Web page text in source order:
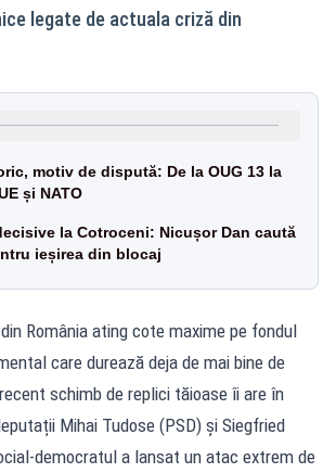
legate de actuala criză din
motiv de dispută: De la OUG 13 la
și NATO
la Cotroceni: Nicușor Dan caută
ieșirea din blocaj
România ating cote maxime pe fondul
care durează deja de mai bine de
schimb de replici tăioase îi are în
Mihai Tudose (PSD) și Siegfried
democratul a lansat un atac extrem de